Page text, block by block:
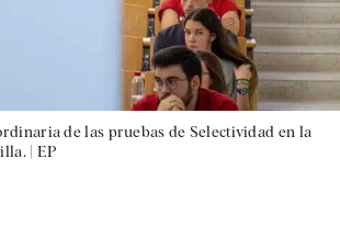
de las pruebas de Selectividad en la
| EP